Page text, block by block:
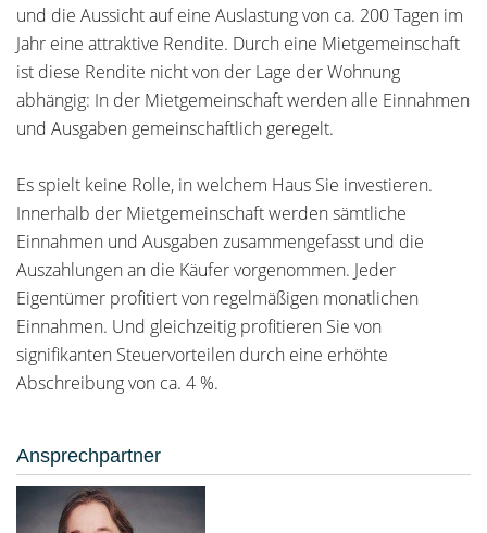
und die Aussicht auf eine Auslastung von ca. 200 Tagen im
Jahr eine attraktive Rendite. Durch eine Mietgemeinschaft
ist diese Rendite nicht von der Lage der Wohnung
abhängig: In der Mietgemeinschaft werden alle Einnahmen
und Ausgaben gemeinschaftlich geregelt.
Es spielt keine Rolle, in welchem Haus Sie investieren.
Innerhalb der Mietgemeinschaft werden sämtliche
Einnahmen und Ausgaben zusammengefasst und die
Auszahlungen an die Käufer vorgenommen. Jeder
Eigentümer profitiert von regelmäßigen monatlichen
Einnahmen. Und gleichzeitig profitieren Sie von
signifikanten Steuervorteilen durch eine erhöhte
Abschreibung von ca. 4 %.
Ansprechpartner